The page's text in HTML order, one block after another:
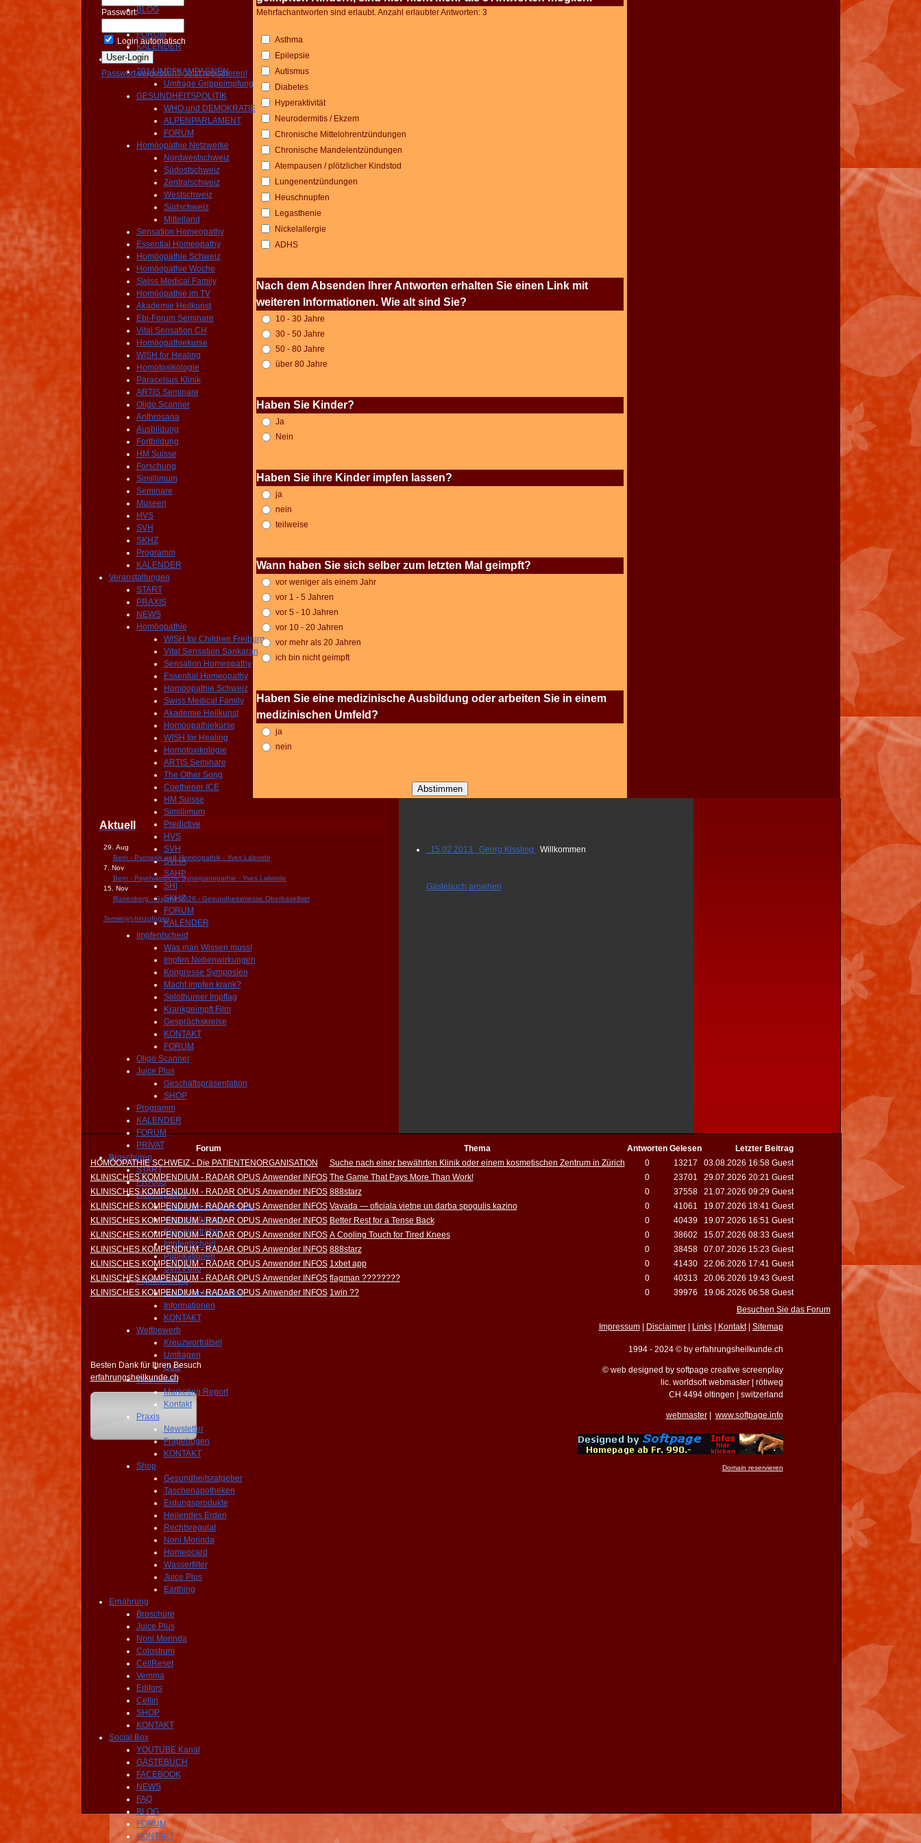
BLOG
NEWS
FORUM
KALENDER
Aktivitäten
2014 IMPFKAMPAGNEN
Umfrage Grippeimpfung
GESUNDHEITSPOLITIK
WHO und DEMOKRATIE
ALPENPARLAMENT
FORUM
Homöopathie Netzwerke
Nordwestschweiz
Südostschweiz
Zentralschweiz
Westschweiz
Südschweiz
Mittelland
Sensation Homeopathy
Essential Homeopathy
Homöopathie Schweiz
Homöopathie Woche
Swiss Medical Family
Homöopathie im TV
Akademie Heilkunst
Ebi-Forum Seminare
Vital Sensation CH
Homöopathiekurse
WISH for Healing
Homotoxikologie
Paracelsus Klinik
ARTIS Seminare
Oligo Scanner
Anthrosana
Ausbildung
Fortbildung
HM Suisse
Forschung
Simillimum
Seminare
Museen
HVS
SVH
SKHZ
Programm
KALENDER
Veranstaltungen
START
PRAXIS
NEWS
Homöopathie
WISH for Children Freiburg
Vital Sensation Sankaran
Sensation Homeopathy
Essential Homeopathy
Homöopathie Schweiz
Swiss Medical Family
Akademie Heilkunst
Homöopathiekurse
WISH for Healing
Homotoxikologie
ARTIS Seminare
The Other Song
Coethener ICE
HM Suisse
Simillimum
Predictive
HVS
SVH
SVHA
SAHP
SHI
SKHZ
FORUM
KALENDER
Impfentscheid
Was man Wissen muss!
Impfen Nebenwirkungen
Kongresse Symposien
Macht impfen krank?
Solothurner Impftag
Krankgeimpft Film
Gesprächskreise
KONTAKT
FORUM
Oligo Scanner
Juice Plus
Geschäftspräsentation
SHOP
Programm
KALENDER
FORUM
PRIVAT
Broschüren
START
PRAXIS
Homöopathie
Klinisches Kompendium
Veranstaltungen
Kreuzworträtsel
Impfentscheid
Publikationen
SVH Folio
Impfentscheid
Macht Impfen Krank?
Informationen
KONTAKT
Wettbewerb
Kreuzworträtsel
Umfragen
Quiz
Webmaster
Marketing Report
Kontakt
Praxis
Newsletter
Fragebogen
KONTAKT
Shop
Gesundheitsratgeber
Taschenapotheken
Erdungsprodukte
Heilendes Erden
Rechtsregulat
Noni Morinda
Homeocard
Wasserfilter
Juice Plus
Earthing
Ernährung
Broschüre
Juice Plus
Noni Morinda
Colostrum
CellReset
Vemma
Edifors
Cellin
SHOP
KONTAKT
Social Box
YOUTUBE Kanal
GÄSTEBUCH
FACEBOOK
NEWS
FAQ
BLOG
FORUM
KONTAKT
Passwort:
Login automatisch
Passwort vergessen? Jetzt registrieren!
Mehrfachantworten sind erlaubt. Anzahl erlaubter Antworten: 3
Asthma
Epilepsie
Autismus
Diabetes
Hyperaktivität
Neurodermitis / Ekzem
Chronische Mittelohrentzündungen
Chronische Mandelentzündungen
Atempausen / plötzlicher Kindstod
Lungenentzündungen
Heuschnupfen
Legasthenie
Nickelallergie
ADHS
Nach dem Absenden Ihrer Antworten erhalten Sie einen Link mit
weiteren Informationen. Wie alt sind Sie?
10 - 30 Jahre
30 - 50 Jahre
50 - 80 Jahre
über 80 Jahre
Haben Sie Kinder?
Ja
Nein
Haben Sie ihre Kinder impfen lassen?
ja
nein
teilweise
Wann haben Sie sich selber zum letzten Mal geimpft?
vor weniger als einem Jahr
vor 1 - 5 Jahren
vor 5 - 10 Jahren
vor 10 - 20 Jahren
vor mehr als 20 Jahren
ich bin nicht geimpft
Haben Sie eine medizinische Ausbildung oder arbeiten Sie in einem
medizinischen Umfeld?
ja
nein
Aktuell
29. Aug
Bern - Psoriasis und Homöopathik - Yves Laborde
7. Nov
Bern - Psychiatrische Synorganopathie - Yves Laborde
15. Nov
Rünenberg - Gsundi 2026 - Gesundheitsmesse Oberbaselbiet
Termin(e) hinzufügen
15.02.2013 Georg Kissling Willkommen
Gästebuch ansehen
Forum Thema Antworten Gelesen
Letzter Beitrag
HOMÖOPATHIE SCHWEIZ - Die PATIENTENORGANISATION
Suche nach einer bewährten Klinik oder einem kosmetischen Zentrum in Zürich 0 13217
03.08.2026 16:58 Guest
KLINISCHES KOMPENDIUM - RADAR OPUS Anwender INFOS The Game That Pays More Than Work! 0 23701
29.07.2026 20:21 Guest
KLINISCHES KOMPENDIUM - RADAR OPUS Anwender INFOS 888starz 0 37558
21.07.2026 09:29 Guest
KLINISCHES KOMPENDIUM - RADAR OPUS Anwender INFOS Vavada — oficiala vietne un darba spogulis kazino 0 41061
19.07.2026 18:41 Guest
KLINISCHES KOMPENDIUM - RADAR OPUS Anwender INFOS Better Rest for a Tense Back 0 40439
19.07.2026 16:51 Guest
KLINISCHES KOMPENDIUM - RADAR OPUS Anwender INFOS A Cooling Touch for Tired Knees 0 38602
15.07.2026 08:33 Guest
KLINISCHES KOMPENDIUM - RADAR OPUS Anwender INFOS 888starz 0 38458
07.07.2026 15:23 Guest
KLINISCHES KOMPENDIUM - RADAR OPUS Anwender INFOS 1xbet app 0 41430
22.06.2026 17:41 Guest
KLINISCHES KOMPENDIUM - RADAR OPUS Anwender INFOS flagman ???????? 0 40313
20.06.2026 19:43 Guest
KLINISCHES KOMPENDIUM - RADAR OPUS Anwender INFOS 1win ?? 0 39976
19.06.2026 06:58 Guest
Besuchen Sie das Forum
Impressum| Disclaimer| Links| Kontakt| Sitemap
Besten Dank für Ihren Besuch
erfahrungsheilkunde.ch
1994 - 2024 © by erfahrungsheilkunde.ch
© web designed by softpage creative screenplay
lic. worldsoft webmaster | rötiweg
CH 4494 oltingen | switzerland
webmaster| www.softpage.info
Domain reservieren